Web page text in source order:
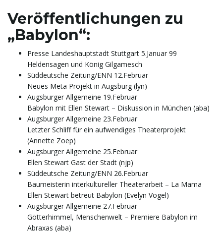
Veröffentlichungen zu
„Babylon“:
Presse Landeshauptstadt Stuttgart 5.Januar 99
Heldensagen und König Gilgamesch
Süddeutsche Zeitung/ENN 12.Februar
Neues Meta Projekt in Augsburg (lyn)
Augsburger Allgemeine 19.Februar
Babylon mit Ellen Stewart – Diskussion in München (aba)
Augsburger Allgemeine 23.Februar
Letzter Schliff für ein aufwendiges Theaterprojekt
(Annette Zoep)
Augsburger Allgemeine 25.Februar
Ellen Stewart Gast der Stadt (njp)
Süddeutsche Zeitung/ENN 26.Februar
Baumeisterin interkultureller Theaterarbeit – La Mama
Ellen Stewart betreut Babylon (Evelyn Vogel)
Augsburger Allgemeine 27.Februar
Götterhimmel, Menschenwelt – Premiere Babylon im
Abraxas (aba)